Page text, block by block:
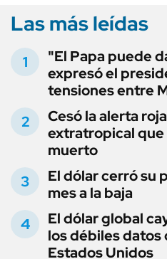
Las más leídas
"El Papa puede
expresó el
tensiones entre
Cesó la alerta
extratropical que
muerto
El dólar cerró su
mes a la baja
El dólar global
los débiles datos
Estados Unidos